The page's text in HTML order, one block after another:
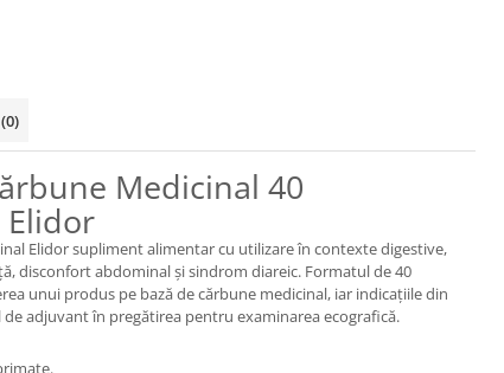
(0)
Medicinal 40
Elidor supliment alimentar cu utilizare în contexte digestive,
disconfort abdominal și sindrom diareic. Formatul de 40
unui produs pe bază de cărbune medicinal, iar indicațiile din
adjuvant în pregătirea pentru examinarea ecografică.